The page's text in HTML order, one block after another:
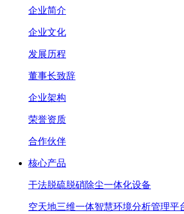
企业简介
企业文化
发展历程
董事长致辞
企业架构
荣誉资质
合作伙伴
核心产品
干法脱硫脱硝除尘一体化设备
空天地三维一体智慧环境分析管理平